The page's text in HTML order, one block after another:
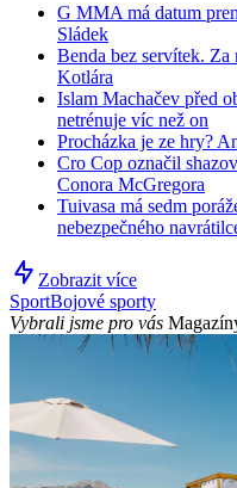
G MMA má datum
Sládek
Benda bez servítek. Za
Kotlára
Islam Machačev před
netrénuje víc než on
Procházka je ze hry?
Cro Cop označil
Conora McGregora
Tuivasa má sedm
nebezpečného
Zobrazit více
SportBojové sporty
Vybrali jsme pro vás